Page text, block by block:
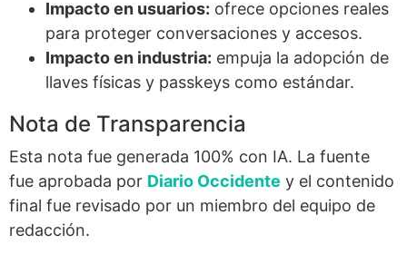
Impacto en usuarios: ofrece opciones reales
para proteger conversaciones y accesos.
Impacto en industria: empuja la adopción de
llaves físicas y passkeys como estándar.
Nota de Transparencia
Esta nota fue generada 100% con IA. La fuente
fue aprobada por Diario Occidente y el contenido
final fue revisado por un miembro del equipo de
redacción.